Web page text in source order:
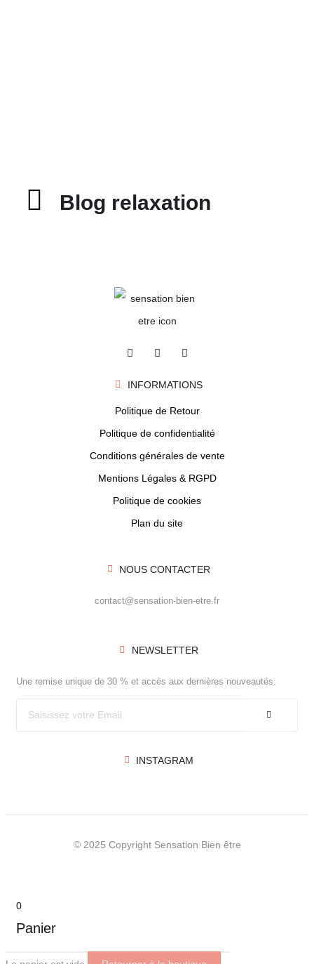
Blog relaxation
INFORMATIONS
Politique de Retour
Politique de confidentialité
Conditions générales de vente
Mentions Légales & RGPD
Politique de cookies
Plan du site
NOUS CONTACTER
contact@sensation-bien-etre.fr
NEWSLETTER
Une remise unique de 30 % et accès aux dernières nouveautés.
INSTAGRAM
© 2025 Copyright Sensation Bien être
0
Panier